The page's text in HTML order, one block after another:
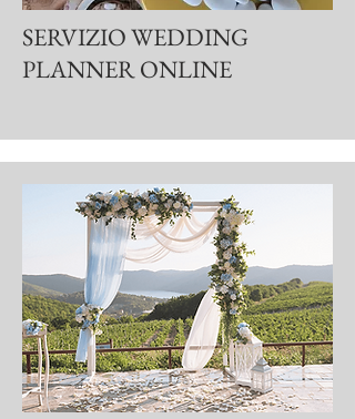
SERVIZIO WEDDING
PLANNER ONLINE